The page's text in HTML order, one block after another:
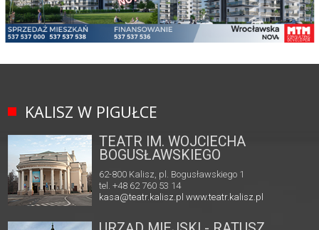
KALISZ W PIGUŁCE
TEATR IM. WOJCIECHA
BOGUSŁAWSKIEGO
62-800 Kalisz, pl. Bogusławskiego 1
tel. +48 62 760 53 14
kasa@teatr.kalisz.pl www.teatr.kalisz.pl